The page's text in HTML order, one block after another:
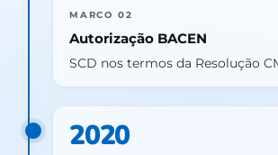
MARCO 02
Autorização BACEN
SCD nos termos da Resolução
2020